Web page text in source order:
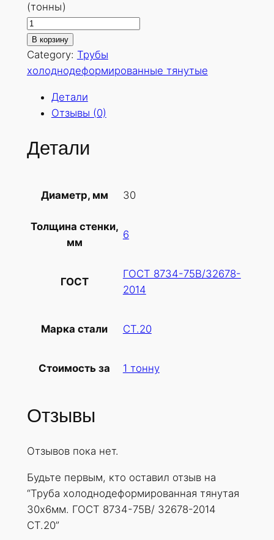
(тонны)
К
о
л
и
в
д
о
е
ф
о
р
В корзину
Category: Трубы
холоднодеформированные тянутые
Детали
Отзывы (0)
Детали
Диаметр, мм 30
Толщина стенки,
мм
6
ГОСТ
ГОСТ 8734-75В/32678-
2014
Марка стали СТ.20
Стоимость за 1 тонну
Отзывы
Отзывов пока нет.
Будьте первым, кто оставил отзыв на
“Труба холоднодеформированная тянутая
30х6мм. ГОСТ 8734-75В/ 32678-2014
СТ.20”